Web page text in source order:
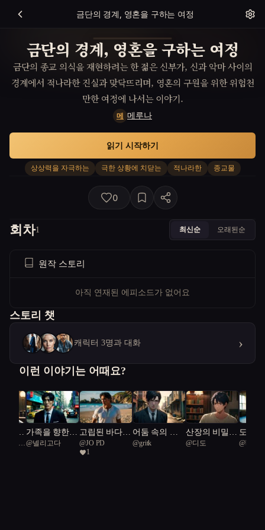
금단의 경계, 영혼을 구하는 여정
금단의 경계, 영혼을 구하는 여정
금단의 종교 의식을 재현하려는 한 젊은 신부가, 신과 악마 사이의
경계에서 적나라한 진실과 맞닥뜨리며, 영혼의 구원을 위한 위험천
만한 여정에 나서는 이야기.
메 메루나
상상력을 자극하는 극한 상황에 치닫는 적나라한 종교물
읽기 시작하기
0
회차1 최신순 오래된순
원작 스토리
아직 연재된 에피소드가 없어요
스토리 챗
캐릭터 3명과 대화 ›
이런 이야기는 어때요?
실의
Mallard
가족을 향한
그림자
@넬리고다
고립된 바다의
경계
@JO PD
1
어둠 속의 유
대: 지하세계
@gritk
산장의 비밀
일기
@디도
도전
@